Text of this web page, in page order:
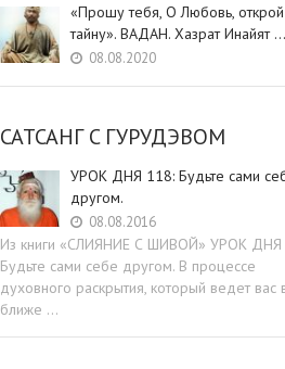
«Прошу тебя, О Любовь,
тайну». ВАДАН. Хазрат Инайят …
08.08.2020
САТСАНГ C ГУРУДЭВОМ
УРОК ДНЯ 118: Будьте cами
другом.
08.08.2016
Из книги «СЛИЯНИЕ С ШИВОЙ» УРОК ДНЯ
Будьте cами cебе другом. В процессе
духовного раскрытия, который ведет вас
ближе …